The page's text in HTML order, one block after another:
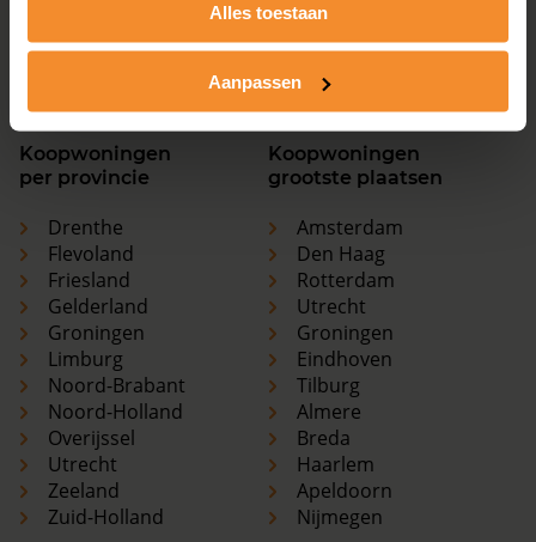
Alles toestaan
Aanpassen
Zeeland
Haarlem
Apeldoorn
Nijmegen
Koopwoningen
per provincie
Drenthe
Flevoland
Friesland
Gelderland
Groningen
Limburg
Noord-Brabant
Noord-Holland
Overijssel
Utrecht
Zeeland
Zuid-Holland
Koopwoningen
grootste plaatsen
Amsterdam
Den Haag
Rotterdam
Utrecht
Groningen
Eindhoven
Tilburg
Almere
Breda
Haarlem
Apeldoorn
Nijmegen